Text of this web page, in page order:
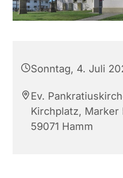
Sonntag, 4. Juli
Ev.
Kirchplatz, Marker
59071 Hamm